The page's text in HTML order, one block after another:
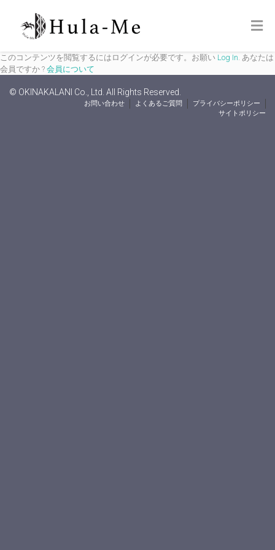
このコンテンツを閲覧するにはログインが必要です。お願い Log In. あなたは
会員ですか ? 会員について
© OKINAKALANI Co., Ltd. All Rights Reserved.
お問い合わせ よくあるご質問
プライバシーポリシー
サイトポリシー